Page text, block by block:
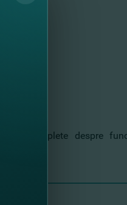
complete despre